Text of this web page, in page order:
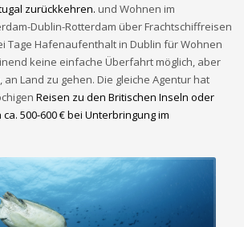
zurückkehren. und Wohnen im
Dublin-Rotterdam über Frachtschiffreisen
Tage Hafenaufenthalt in Dublin für Wohnen
keine einfache Überfahrt möglich, aber
an Land zu gehen. Die gleiche Agentur hat
Reisen zu den Britischen Inseln oder
500-600 € bei Unterbringung im